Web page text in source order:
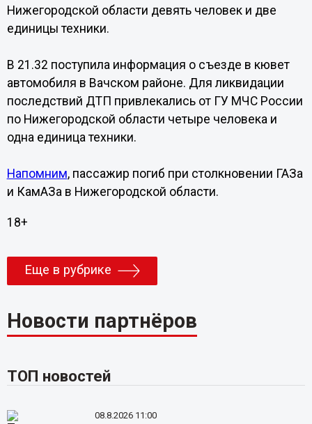
Нижегородской области девять человек и две
единицы техники.
В 21.32 поступила информация о съезде в кювет
автомобиля в Вачском районе. Для ликвидации
последствий ДТП привлекались от ГУ МЧС России
по Нижегородской области четыре человека и
одна единица техники.
Напомним, пассажир погиб при столкновении ГАЗа
и КамАЗа в Нижегородской области.
18+
Еще в рубрике
Новости партнёров
ТОП новостей
08.8.2026 11:00